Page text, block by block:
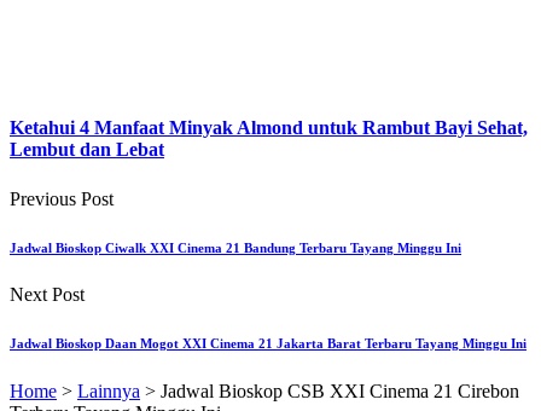
Ketahui 4 Manfaat Minyak Almond untuk Rambut Bayi Sehat,
Lembut dan Lebat
Previous Post
Jadwal Bioskop Ciwalk XXI Cinema 21 Bandung Terbaru Tayang Minggu Ini
Next Post
Jadwal Bioskop Daan Mogot XXI Cinema 21 Jakarta Barat Terbaru Tayang Minggu Ini
Home > Lainnya > Jadwal Bioskop CSB XXI Cinema 21 Cirebon